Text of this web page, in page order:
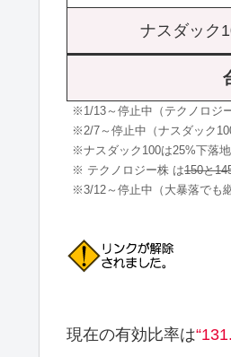
ナスダック
※1/13～停止中（テクノロジ
※2/7～停止中（ナスダック
※ナスダック100は25%下落
※ テクノロジー株 は150と
※3/12～停止中（大暴落でも
現在の有効比率は